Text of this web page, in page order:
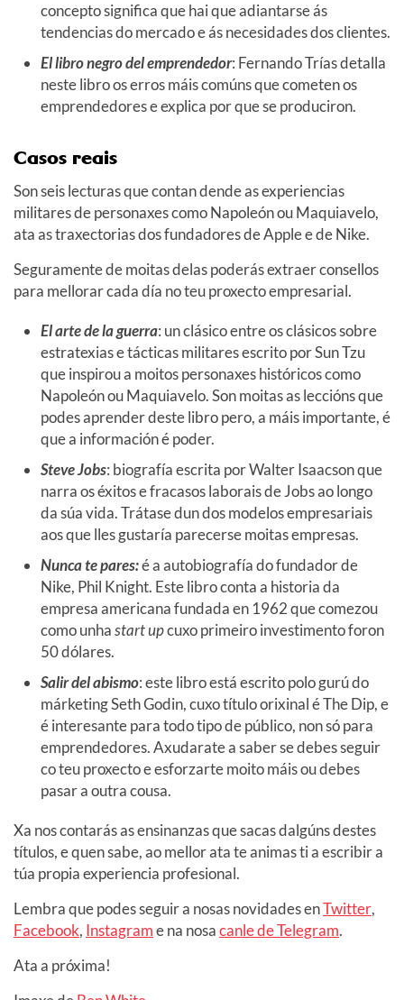
concepto significa que hai que adiantarse ás
tendencias do mercado e ás necesidades dos clientes.
El libro negro del emprendedor: Fernando Trías detalla
neste libro os erros máis comúns que cometen os
emprendedores e explica por que se produciron.
Casos reais
Son seis lecturas que contan dende as experiencias
militares de personaxes como Napoleón ou Maquiavelo,
ata as traxectorias dos fundadores de Apple e de Nike.
Seguramente de moitas delas poderás extraer consellos
para mellorar cada día no teu proxecto empresarial.
El arte de la guerra: un clásico entre os clásicos sobre
estratexias e tácticas militares escrito por Sun Tzu
que inspirou a moitos personaxes históricos como
Napoleón ou Maquiavelo. Son moitas as leccións que
podes aprender deste libro pero, a máis importante, é
que a información é poder.
Steve Jobs: biografía escrita por Walter Isaacson que
narra os éxitos e fracasos laborais de Jobs ao longo
da súa vida. Trátase dun dos modelos empresariais
aos que lles gustaría parecerse moitas empresas.
Nunca te pares:é a autobiografía do fundador de
Nike, Phil Knight. Este libro conta a historia da
empresa americana fundada en 1962 que comezou
como unhastart upcuxo primeiro investimento foron
50 dólares.
Salir del abismo: este libro está escrito polo gurú do
márketing Seth Godin, cuxo título orixinal é The Dip, e
é interesante para todo tipo de público, non só para
emprendedores. Axudarate a saber se debes seguir
co teu proxecto e esforzarte moito máis ou debes
pasar a outra cousa.
Xa nos contarás as ensinanzas que sacas dalgúns destes
títulos, e quen sabe, ao mellor ata te animas ti a escribir a
túa propia experiencia profesional.
Lembra que podes seguir a nosas novidades enTwitter,
Facebook, Instagrame na nosacanle de Telegram.
Ata a próxima!